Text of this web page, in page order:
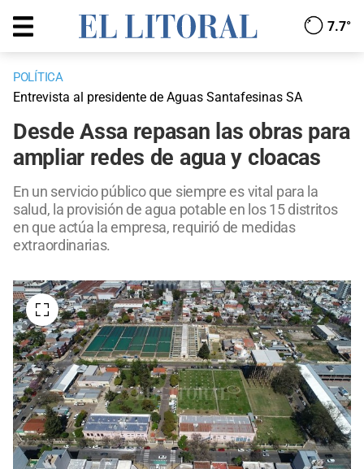
7.7°
POLÍTICA
Entrevista al presidente de Aguas Santafesinas SA
Desde Assa repasan las obras para
ampliar redes de agua y cloacas
En un servicio público que siempre es vital para la
salud, la provisión de agua potable en los 15 distritos
en que actúa la empresa, requirió de medidas
extraordinarias.